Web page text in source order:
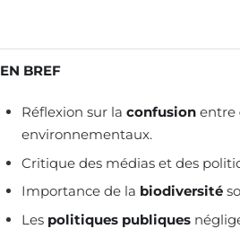
EN BREF
Réflexion sur la confusion entre
environnementaux.
Critique des médias et des
Importance de la biodiversité
Les politiques publiques